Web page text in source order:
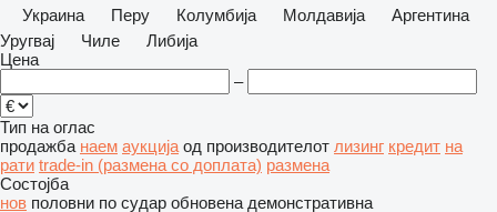
Украина
Перу Колумбија Молдавија
Аргентина
Уругвај
Чиле
Либија
Цена
–
Тип на оглас
продажба наем аукција од производителот лизинг кредит на
рати trade-in (размена со доплата) размена
Состојба
нов половни по судар обновена демонстративна